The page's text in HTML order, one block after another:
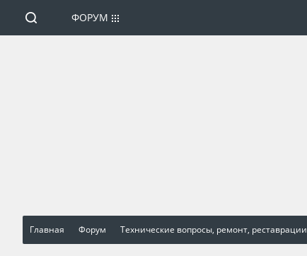
Главная Форум Технические вопросы, ремонт,
ФОРУМ